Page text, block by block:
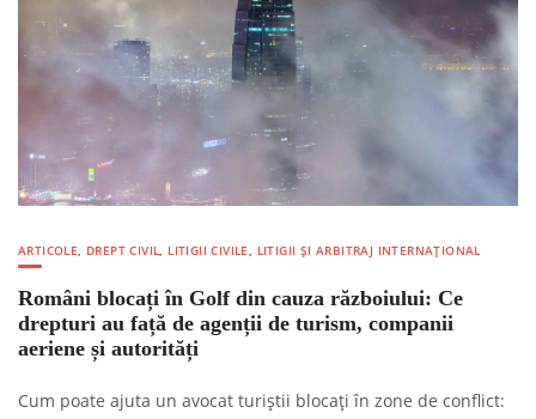
ARTICOLE, DREPT CIVIL, LITIGII CIVILE, LITIGII ȘI ARBITRAJ INTERNAȚIONAL
Români blocați în Golf din cauza războiului: Ce
drepturi au față de agenții de turism, companii
aeriene și autorități
Cum poate ajuta un avocat turiștii blocați în zone de conflict: